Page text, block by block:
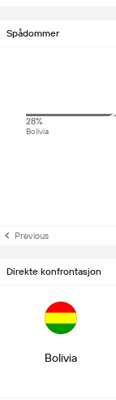
Spådommer
28%
Bolivia
Previous
Direkte konfrontasjon
Bolivia